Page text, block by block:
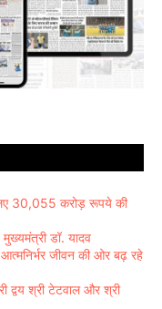
30,055 करोड़ रूपये की
डॉ. यादव
जीवन की ओर बढ़ रहे
द्वय श्री टेटवाल और श्री